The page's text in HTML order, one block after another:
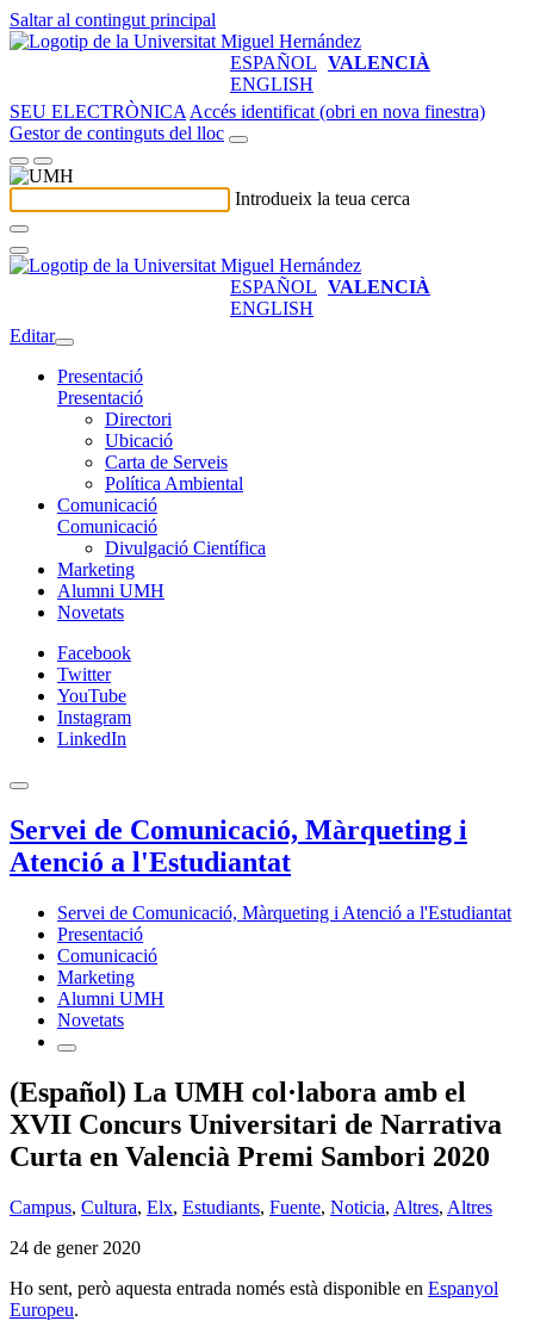
Saltar al contingut principal
ESPAÑOL VALENCIÀ
ENGLISH
SEU ELECTRÒNICA Accés identificat (obri en nova finestra)
Gestor de continguts del lloc
Introdueix la teua cerca
ESPAÑOL VALENCIÀ
ENGLISH
Editar
Presentació
Presentació
Directori
Ubicació
Carta de Serveis
Política Ambiental
Comunicació
Comunicació
Divulgació Científica
Marketing
Alumni UMH
Novetats
Facebook
Twitter
YouTube
Instagram
LinkedIn
Servei de Comunicació, Màrqueting i
Atenció a l'Estudiantat
Servei de Comunicació, Màrqueting i Atenció a l'Estudiantat
Presentació
Comunicació
Marketing
Alumni UMH
Novetats
(Español) La UMH col·labora amb el
XVII Concurs Universitari de Narrativa
Curta en Valencià Premi Sambori 2020
Campus, Cultura, Elx, Estudiants, Fuente, Noticia, Altres, Altres
24 de gener 2020
Ho sent, però aquesta entrada només està disponible en Espanyol
Europeu.